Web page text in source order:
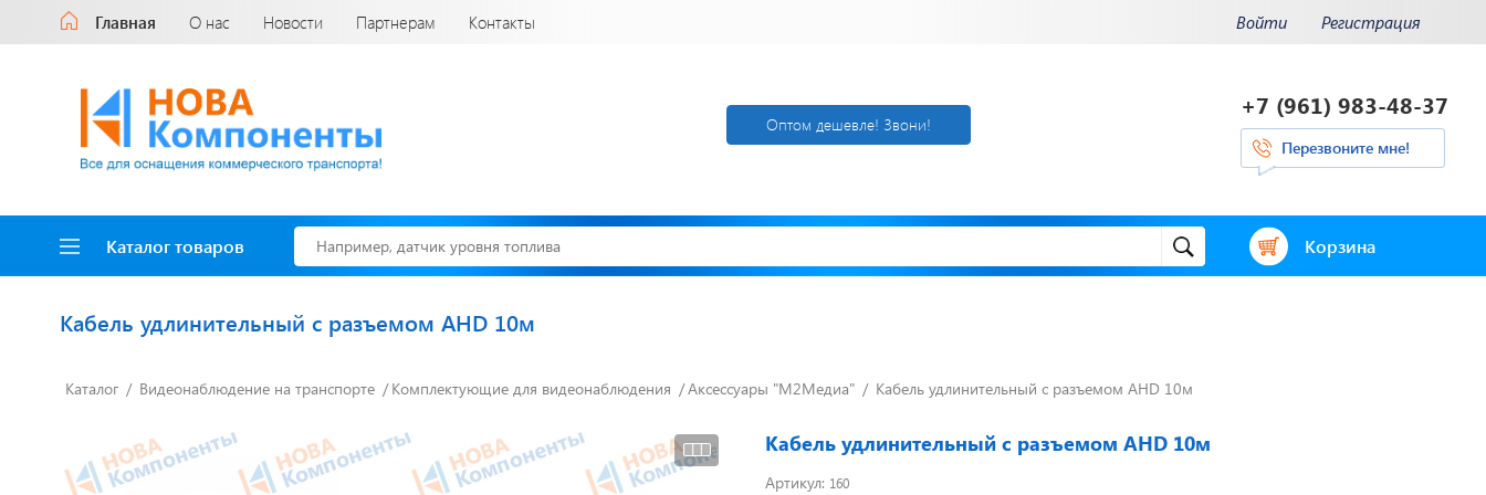
Главная О нас Новости Партнерам Контакты Войти Регистрация
Оптом дешевле! Звони!
+7 (961) 983-48-37
Перезвоните мне!
Каталог товаров Корзина
Доставка до двери
с нами выгодно
Открылся новый
Новгород
Акции. Скидки.
Узнать подробнее...
Кабель удлинительный с разъемом AHD 10м
Каталог Видеонаблюдение на транспорте Комплектующие для видеонаблюдения Аксессуары "М2Медиа" Кабель удлинительный с разъемом AHD 10м
Кабель удлинительный с разъемом AHD 10м
Артикул: 160